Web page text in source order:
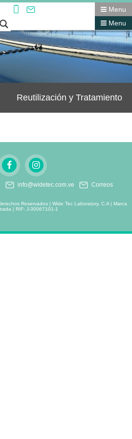
Menu
Menu
Reutilización y Tratamiento
info@widetec.com.ve Correos
Reservados | Wide Tec Laboratory, C.A | Marca
| RIF: J-30067101-1